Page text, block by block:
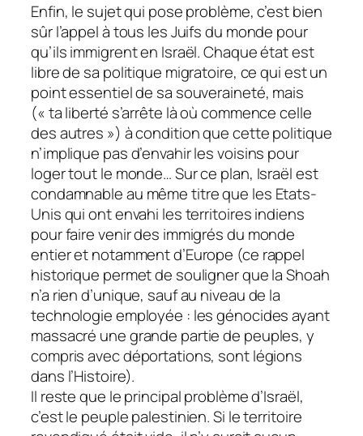
Enfin, le sujet qui pose problème, c’est bien
sûr l’appel à tous les Juifs du monde pour
qu’ils immigrent en Israël. Chaque état est
libre de sa politique migratoire, ce qui est un
point essentiel de sa souveraineté, mais
(« ta liberté s’arrête là où commence celle
des autres ») à condition que cette politique
n’implique pas d’envahir les voisins pour
loger tout le monde… Sur ce plan, Israël est
condamnable au même titre que les Etats-
Unis qui ont envahi les territoires indiens
pour faire venir des immigrés du monde
entier et notamment d’Europe (ce rappel
historique permet de souligner que la Shoah
n’a rien d’unique, sauf au niveau de la
technologie employée : les génocides ayant
massacré une grande partie de peuples, y
compris avec déportations, sont légions
dans l’Histoire).
Il reste que le principal problème d’Israël,
c’est le peuple palestinien. Si le territoire